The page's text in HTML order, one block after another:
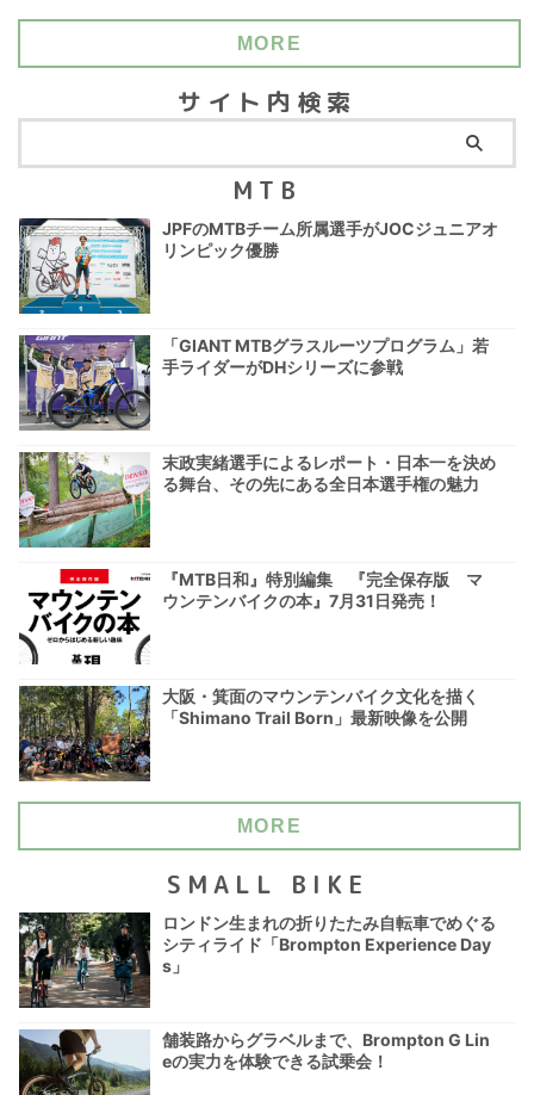
MORE
サイト内検索
MTB
JPFのMTBチーム所属選手がJOCジュニアオ
リンピック優勝
「GIANT MTBグラスルーツプログラム」若
手ライダーがDHシリーズに参戦
末政実緒選手によるレポート・日本一を決め
る舞台、その先にある全日本選手権の魅力
『MTB日和』特別編集 『完全保存版 マ
ウンテンバイクの本』7月31日発売！
大阪・箕面のマウンテンバイク文化を描く
「Shimano Trail Born」最新映像を公開
MORE
SMALL BIKE
ロンドン生まれの折りたたみ自転車でめぐる
シティライド「Brompton Experience Day
s」
舗装路からグラベルまで、Brompton G Lin
eの実力を体験できる試乗会！